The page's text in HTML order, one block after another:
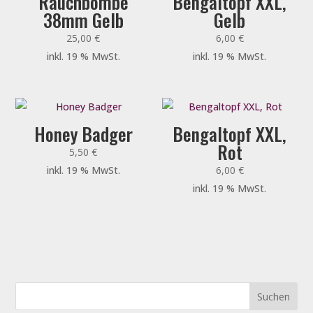
38mm Gelb
25,00€
inkl. 19 % MwSt.
Gelb
6,00 €
inkl. 19 % MwSt.
Honey Badger
5,50€
inkl. 19 % MwSt.
Bengaltopf XXL,
Rot
6,00 €
inkl. 19 % MwSt.